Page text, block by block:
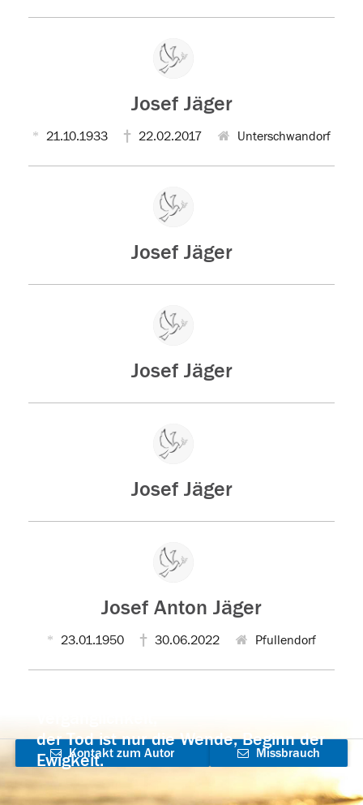
Josef Jäger
21.10.1933 22.02.2017 Unterschwandorf
Josef Jäger
Josef Jäger
Josef Jäger
Josef Anton Jäger
23.01.1950 30.06.2022 Pfullendorf
der Tod ist nur die Wende, Beginn der
Ewigkeit.
Kontakt zum Autor
aufnehmen
Missbrauch